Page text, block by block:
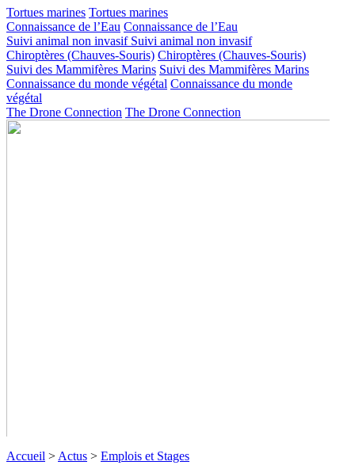
Tortues marines Tortues marines
Connaissance de l’Eau Connaissance de l’Eau
Suivi animal non invasif Suivi animal non invasif
Chiroptères (Chauves-Souris) Chiroptères (Chauves-Souris)
Suivi des Mammifères Marins Suivi des Mammifères Marins
Connaissance du monde végétal Connaissance du monde
végétal
The Drone Connection The Drone Connection
Accueil > Actus > Emplois et Stages